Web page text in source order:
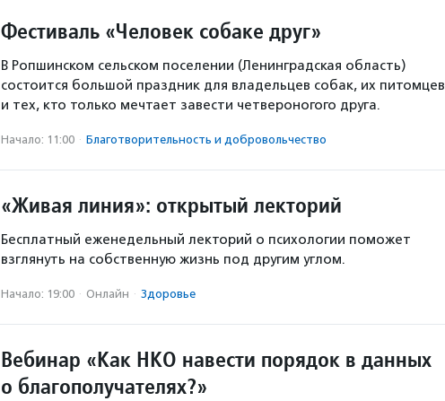
Фестиваль «Человек собаке друг»
В Ропшинском сельском поселении (Ленинградская область)
состоится большой праздник для владельцев собак, их питомцев
и тех, кто только мечтает завести четвероногого друга.
Начало: 11:00 · Благотвори­тель­ность и доброволь­чест­во
«Живая линия»: открытый лекторий
Бесплатный еженедельный лекторий о психологии поможет
взглянуть на собственную жизнь под другим углом.
Начало: 19:00 · Онлайн · Здоровье
Вебинар «Как НКО навести порядок в данных
о благополучателях?»